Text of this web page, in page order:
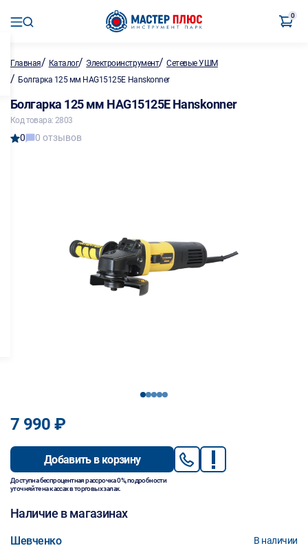
0
Главная/ Каталог/ Электроинструмент/Сетевые УШМ
/ Болгарка 125 мм HAG15125E Hanskonner
Болгарка 125 мм HAG15125E Hanskonner
Код товара: 2803
0 0 отзывов
12345
7 990 ₽
Добавить в корзину
Доступна беспроцентная рассрочка 0%, подробности
уточняйте на кассах в торговых залах.
Наличие в магазинах
Шевченко В наличии